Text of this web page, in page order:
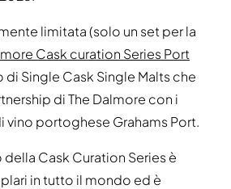
limitata (solo un set per la
Cask curation Series Port
di Single Cask Single Malts che
di The Dalmore con i
portoghese Grahams Port.
Cask Curation Series è
in tutto il mondo ed è